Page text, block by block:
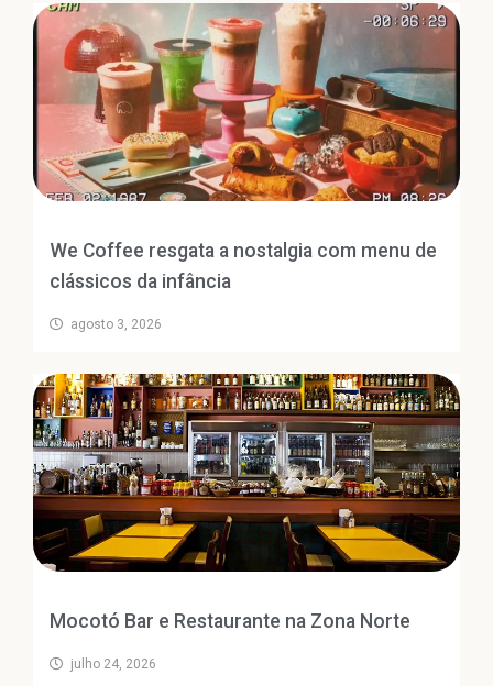
We Coffee resgata a nostalgia com menu de
clássicos da infância
agosto 3, 2026
Mocotó Bar e Restaurante na Zona Norte
julho 24, 2026